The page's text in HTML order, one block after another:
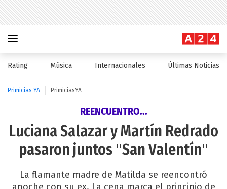
Rating Música Internacionales Últimas Noticias
Primicias YA PrimiciasYA
REENCUENTRO...
Luciana Salazar y Martín Redrado
pasaron juntos "San Valentín"
La flamante madre de Matilda se reencontró